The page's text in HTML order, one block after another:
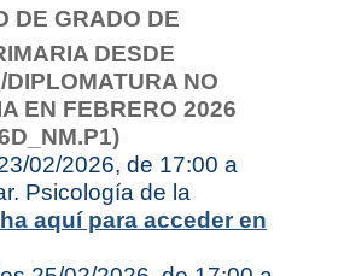
DE GRADO DE
DESDE
NO
EN FEBRERO 2026
02/2026, de 17:00 a
Psicología de la
aquí para acceder en